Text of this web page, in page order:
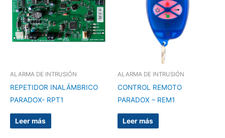
ALARMA DE INTRUSIÓN
REPETIDOR INALÁMBRICO
PARADOX- RPT1
Leer más
ALARMA DE INTRUSIÓN
CONTROL REMOTO
PARADOX – REM1
Leer más